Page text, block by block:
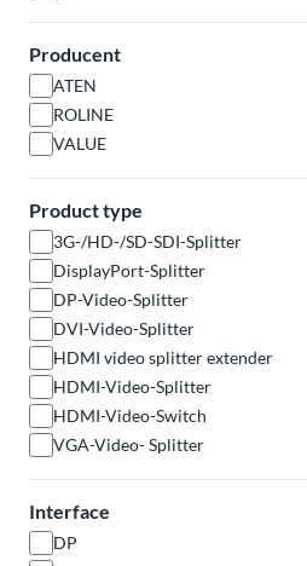
Producent
ATEN
ROLINE
VALUE
Product type
3G-/HD-/SD-SDI-Splitter
DisplayPort-Splitter
DP-Video-Splitter
DVI-Video-Splitter
HDMI video splitter extender
HDMI-Video-Splitter
HDMI-Video-Switch
VGA-Video- Splitter
Interface
DP